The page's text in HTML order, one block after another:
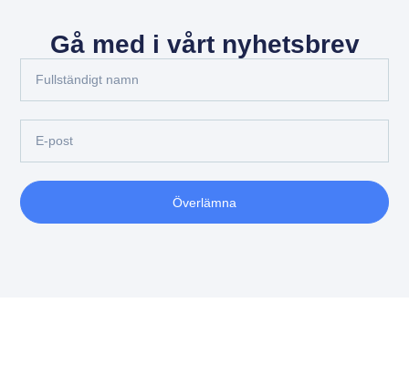
Gå med i vårt nyhetsbrev
Överlämna